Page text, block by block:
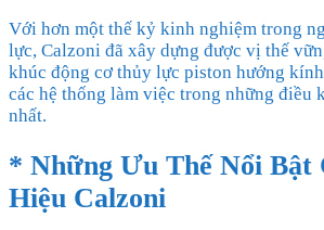
Với hơn một thế kỷ kinh nghiệm trong
lực, Calzoni đã xây dựng được vị thế
khúc động cơ thủy lực piston hướng
các hệ thống làm việc trong những điều
nhất.
* Những Ưu Thế Nổi Bật
Hiệu Calzoni